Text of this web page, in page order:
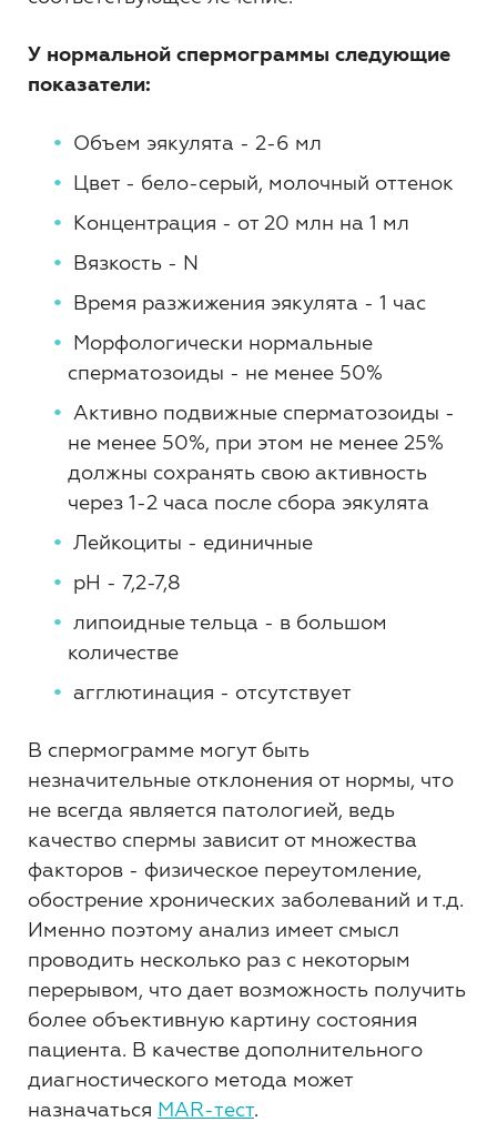
У нормальной спермограммы следующие
показатели:
Объем эякулята - 2-6 мл
Цвет - бело-серый, молочный оттенок
Концентрация - от 20 млн на 1 мл
Вязкость - N
Время разжижения эякулята - 1 час
Морфологически нормальные
сперматозоиды - не менее 50%
Активно подвижные сперматозоиды -
не менее 50%, при этом не менее 25%
должны сохранять свою активность
через 1-2 часа после сбора эякулята
Лейкоциты - единичные
pH - 7,2-7,8
липоидные тельца - в большом
количестве
агглютинация - отсутствует
В спермограмме могут быть
незначительные отклонения от нормы, что
не всегда является патологией, ведь
качество спермы зависит от множества
факторов - физическое переутомление,
обострение хронических заболеваний и т.д.
Именно поэтому анализ имеет смысл
проводить несколько раз с некоторым
перерывом, что дает возможность получить
более объективную картину состояния
пациента. В качестве дополнительного
диагностического метода может
назначаться MAR-тест.